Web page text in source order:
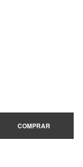
COMPRAR